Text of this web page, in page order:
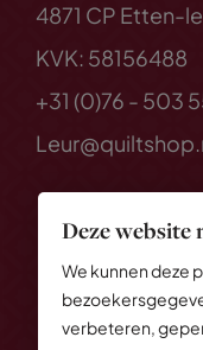
Deze website
We kunnen deze
verbeteren,
4871 CP Etten-
KVK: 58156488
+31 (0)76 - 503